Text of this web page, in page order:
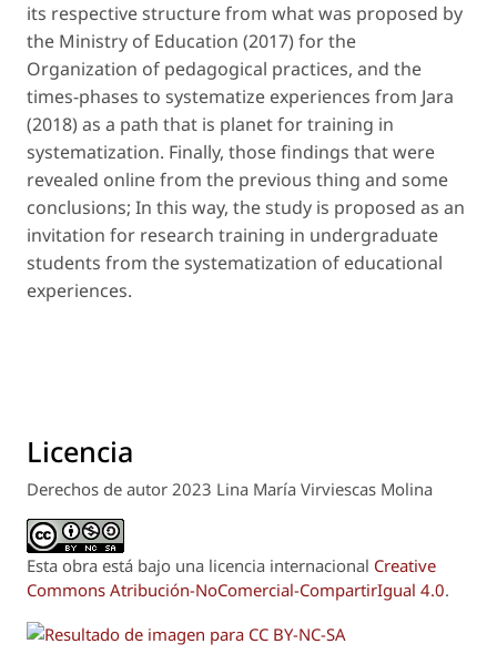
its respective structure from what was proposed by
the Ministry of Education (2017) for the
Organization of pedagogical practices, and the
times-phases to systematize experiences from Jara
(2018) as a path that is planet for training in
systematization. Finally, those findings that were
revealed online from the previous thing and some
conclusions; In this way, the study is proposed as an
invitation for research training in undergraduate
students from the systematization of educational
experiences.
Licencia
Derechos de autor 2023 Lina María Virviescas Molina
Esta obra está bajo una licencia internacional Creative
Commons Atribución-NoComercial-CompartirIgual 4.0.